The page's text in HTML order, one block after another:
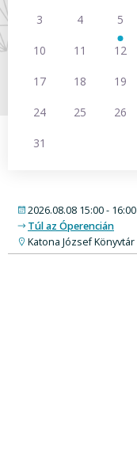
3 4 5
10 11 12
17 18 19
24 25 26
31
2026.08.08 15:00 - 16:00
Túl az Óperencián
Katona József Könyvtár